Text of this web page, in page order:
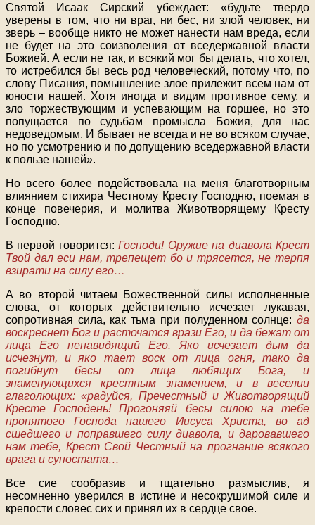
Святой Исаак Сирский убеждает: «будьте твердо
уверены в том, что ни враг, ни бес, ни злой человек, ни
зверь – вообще никто не может нанести нам вреда, если
не будет на это соизволения от вседержавной власти
Божией. А если не так, и всякий мог бы делать, что хотел,
то истребился бы весь род человеческий, потому что, по
слову Писания, помышление злое прилежит всем нам от
юности нашей. Хотя иногда и видим противное сему, и
зло торжествующим и успевающим на горшее, но это
попущается по судьбам промысла Божия, для нас
недоведомым. И бывает не всегда и не во всяком случае,
но по усмотрению и по допущению вседержавной власти
к пользе нашей».
Но всего более подействовала на меня благотворным
влиянием стихира Честному Кресту Господню, поемая в
конце повечерия, и молитва Животворящему Кресту
Господню.
В первой говорится:Господи! Оружие на диавола Крест
Твой дал еси нам, трепещет бо и трясется, не терпя
взирати на силу его…
А во второй читаем Божественной силы исполненные
слова, от которых действительно исчезает лукавая,
сопротивная сила, как тьма при полуденном солнце: да
воскреснет Бог и расточатся врази Его, и да бежат от
лица Его ненавидящий Его. Яко исчезает дым да
исчезнут, и яко тает воск от лица огня, тако да
погибнут бесы от лица любящих Бога, и
знаменующихся крестным знамением, и в веселии
глаголющих: «радуйся, Пречестный и Животворящий
Кресте Господень! Прогоняяй бесы силою на тебе
пропятого Господа нашего Иисуса Христа, во ад
сшедшего и поправшего силу диавола, и даровавшего
нам тебе, Крест Свой Честный на прогнание всякого
врага и супостата…
Все сие сообразив и тщательно размыслив, я
несомненно уверился в истине и несокрушимой силе и
крепости словес сих и принял их в сердце свое.